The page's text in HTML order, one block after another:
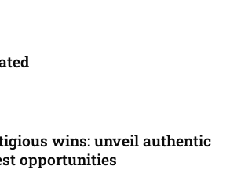
wins: unveil authentic
opportunities